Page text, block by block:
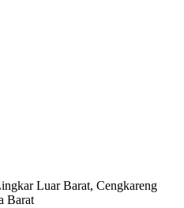
Luar Barat, Cengkareng
Barat